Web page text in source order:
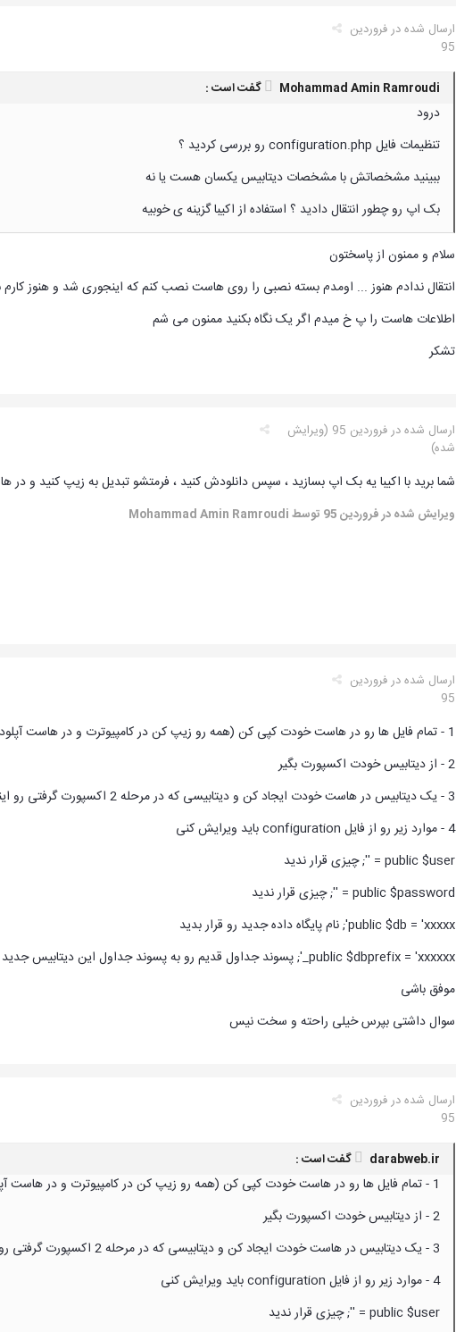
ارسال شده درفروردین
95
Mohammad Amin Ramroudi گفت است :
درود
تنظیمات فایل configuration.php رو بررسی کردید ؟
ببینید مشخصاتش با مشخصات دیتابیس یکسان هست یا نه
بک اپ رو چطور انتقال دادید ؟ استفاده از اکیبا گزینه ی خوبیه
سلام و ممنون از پاسختون
انتقال ندادم هنوز ... اومدم بسته نصبی را روی هاست نصب کنم که اینجوری شد و هنوز کارم
اطلاعات هاست را پ خ میدم اگر یک نگاه بکنید ممنون می شم
تشکر
ارسال شده درفروردین 95
(ویرایش
شده)
شما برید با اکیبا یه بک اپ بسازید ، سپس دانلودش کنید ، فرمتشو تبدیل به زیپ کنید و
ویرایش شده درفروردین 95 توسط Mohammad Amin Ramroudi
ارسال شده درفروردین
95
1 - تمام فایل ها رو در هاست خودت کپی کن (همه رو زیپ کن در کامپیوترت و در هاست آپلود و اکسترکت کن)
2 - از دیتابیس خودت اکسپورت بگیر
3 - یک دیتابیس در هاست خودت ایجاد کن و دیتابیسی که در مرحله 2 اکسپورت گرفتی رو اینجا ایمپورت کن (داخل دیتابیس که ایجاد کردی ایمپورت کن)
4 - موارد زیر رو از فایل configuration باید ویرایش کنی
public $user = ''; چیزی قرار ندید
public $password = ''; چیزی قرار ندید
public $db = 'xxxxx'; نام پایگاه داده جدید رو قرار بدید
public $dbprefix = 'xxxxxx_'; پسوند جداول قدیم رو به پسوند جداول این دیتابیس جدید تغییر بدید
موفق باشی
سوال داشتی بپرس خیلی راحته و سخت نیس
ارسال شده درفروردین
95
darabweb.ir گفت است :
1 - تمام فایل ها رو در هاست خودت کپی کن (همه رو زیپ کن در کامپیوترت و در هاست آپلود و اکسترکت کن)
2 - از دیتابیس خودت اکسپورت بگیر
3 - یک دیتابیس در هاست خودت ایجاد کن و دیتابیسی که در مرحله 2 اکسپورت گرفتی رو اینجا ایمپورت کن (داخل دیتابیس که ایجاد کردی ایمپورت کن)
4 - موارد زیر رو از فایل configuration باید ویرایش کنی
public $user = ''; چیزی قرار ندید